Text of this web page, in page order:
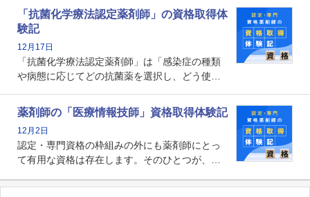
関する資格として、2009年に発足しました。薬
剤師の専門性を活かして高度化するがん医療に
貢献する姿は、今も病院薬剤師にとって一目置
かれる存在です。
「抗菌化学療法認定薬剤師」の資格取得体
験記
12月17日
「抗菌化学療法認定薬剤師」は「感染症の種類
や病態に応じてどの抗菌薬を選択し、どう使っ
る薬剤師です。現在、感染防止対策加算の施設
基準に専任の薬剤師配置が挙げられており、今
後は感染症領域で薬剤師に、より多くの役割が
求められる可能性もあります。
薬剤師の「医療情報技師」資格取得体験記
12月2日
認定・専門資格の枠組みの外にも薬剤師にとっ
て有用な資格は存在します。そのひとつが、
査データ、投薬歴など非常に多岐にわたる医療